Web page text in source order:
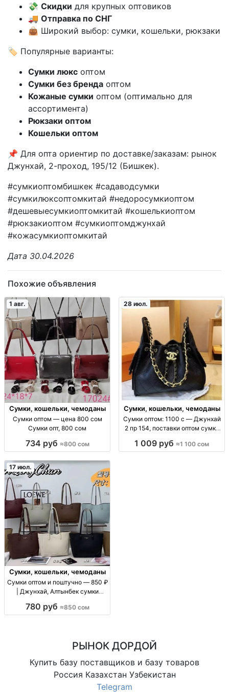
💸 Скидки для крупных оптовиков
🚚 Отправка по СНГ
👜 Широкий выбор: сумки, кошельки, рюкзаки
🏷️ Популярные варианты:
Сумки люкс оптом
Сумки без бренда оптом
Кожаные сумки оптом (оптимально для
ассортимента)
Рюкзаки оптом
Кошельки оптом
📌 Для опта ориентир по доставке/заказам: рынок
Джунхай, 2-проход, 195/12 (Бишкек).
#сумкиоптомбишкек #садаводсумки
#сумкилюксоптомкитай #недоросумкиоптом
#дешевыесумкиоптомкитай #кошелькиоптом
#рюкзакиоптом #сумкиоптомджунхай
#кожасумкиоптомкитай
Дата 30.04.2026
Похожие объявления
1 авг.
Сумки, кошельки, чемоданы
Сумки оптом — цена 800 сом
Сумки опт, 800 сом
734 руб ≈800 сом
28 июл.
Сумки, кошельки, чемоданы
Сумки оптом: 1100 с — Джунхай
2 пр 154, поставки оптом сумки
154»), цена 1100 с, поставки для
1 009 руб ≈1 100 сом
17 июл.
Сумки, кошельки, чемоданы
Сумки оптом и поштучно — 850 ₽
| Джунхай, Алтынбек сумки
по модели, повседневные, для
780 руб ≈850 сом
РЫНОК ДОРДОЙ
Купить базу поставщиков и базу товаров
Россия Казахстан Узбекистан
Telegram